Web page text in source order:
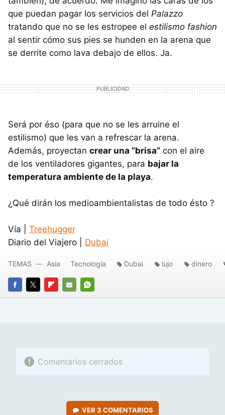
que puedan pagar los servicios del Palazzo
tratando que no se les estropee el estilismo fashion
al sentir cómo sus pies se hunden en la arena que
se derrite como lava debajo de ellos. Ja.
Será por éso (para que no se les arruine el
estilismo) que les van a refrescar la arena.
Además, proyectan crear una “brisa” con el aire
de los ventiladores gigantes, para bajar la
temperatura ambiente de la playa.
¿Qué dirán los medioambientalistas de todo ésto ?
Vía | Treehugger
Diario del Viajero | Dubai
FACEBOOK
TWITTERFLIPBOARD
E-
WHATSAPP
TEMAS Asia Tecnología Dubai lujo dinero
Comentarios cerrados
VER 3 COMENTARIOS